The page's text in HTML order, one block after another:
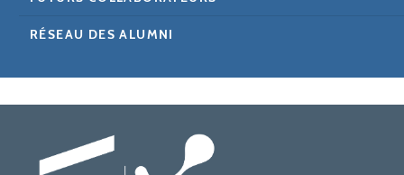
RÉSEAU DES ALUMNI